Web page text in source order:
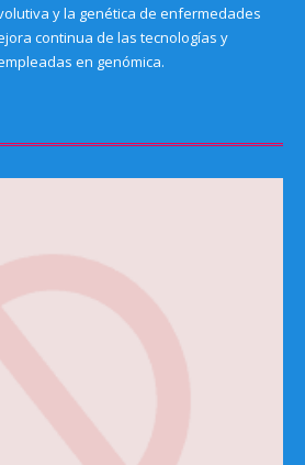
y la genética de enfermedades
continua de las tecnologías y
en genómica.